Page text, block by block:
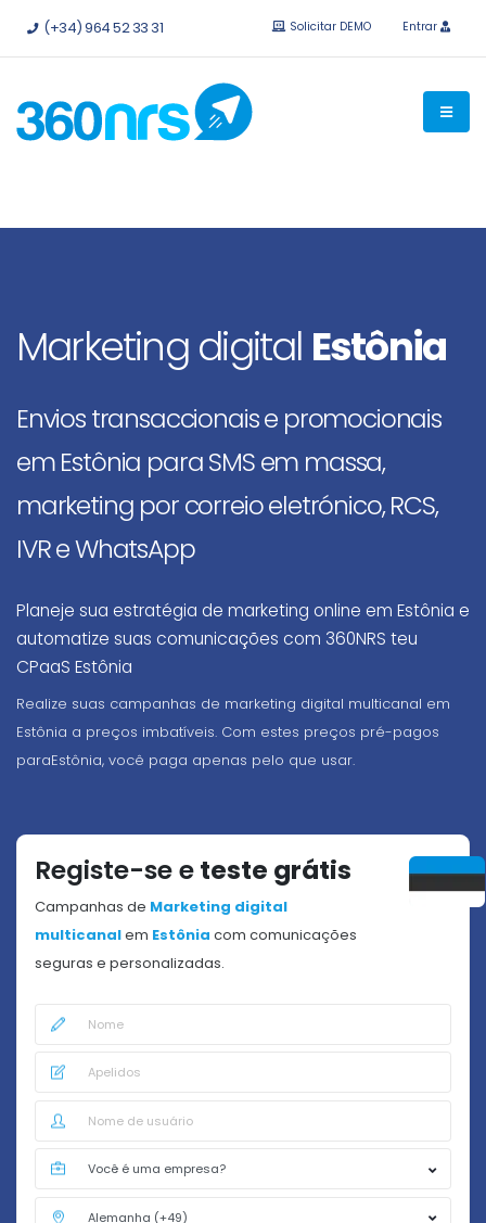
Experimentegrátis sem compromisso.APIs e integrações
(+34) 964 52 33 31 Solicitar DEMO Entrar
Marketing digital Estônia
Envios transaccionais e promocionais
em Estônia para SMS em massa,
marketing por correio eletrónico, RCS,
IVR e WhatsApp
Planeje sua estratégia de marketing online em Estônia e
automatize suas comunicações com 360NRS teu
CPaaS Estônia
Realize suas campanhas de marketing digital multicanal em
Estônia a preços imbatíveis. Com estes preços pré-pagos
paraEstônia, você paga apenas pelo que usar.
Registe-se eteste grátis
Campanhas de Marketing digital
multicanalem Estônia com comunicações
seguras e personalizadas.